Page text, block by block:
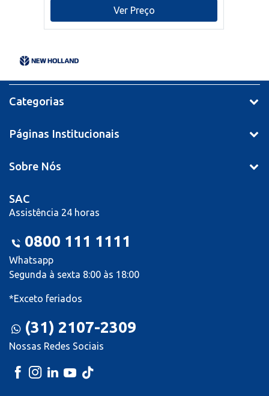
Ver Preço
Categorias
Páginas Institucionais
Sobre Nós
SAC
Assistência 24 horas
0800 111 1111
Whatsapp
Segunda à sexta 8:00 às 18:00
*Exceto feriados
(31) 2107-2309
Nossas Redes Sociais